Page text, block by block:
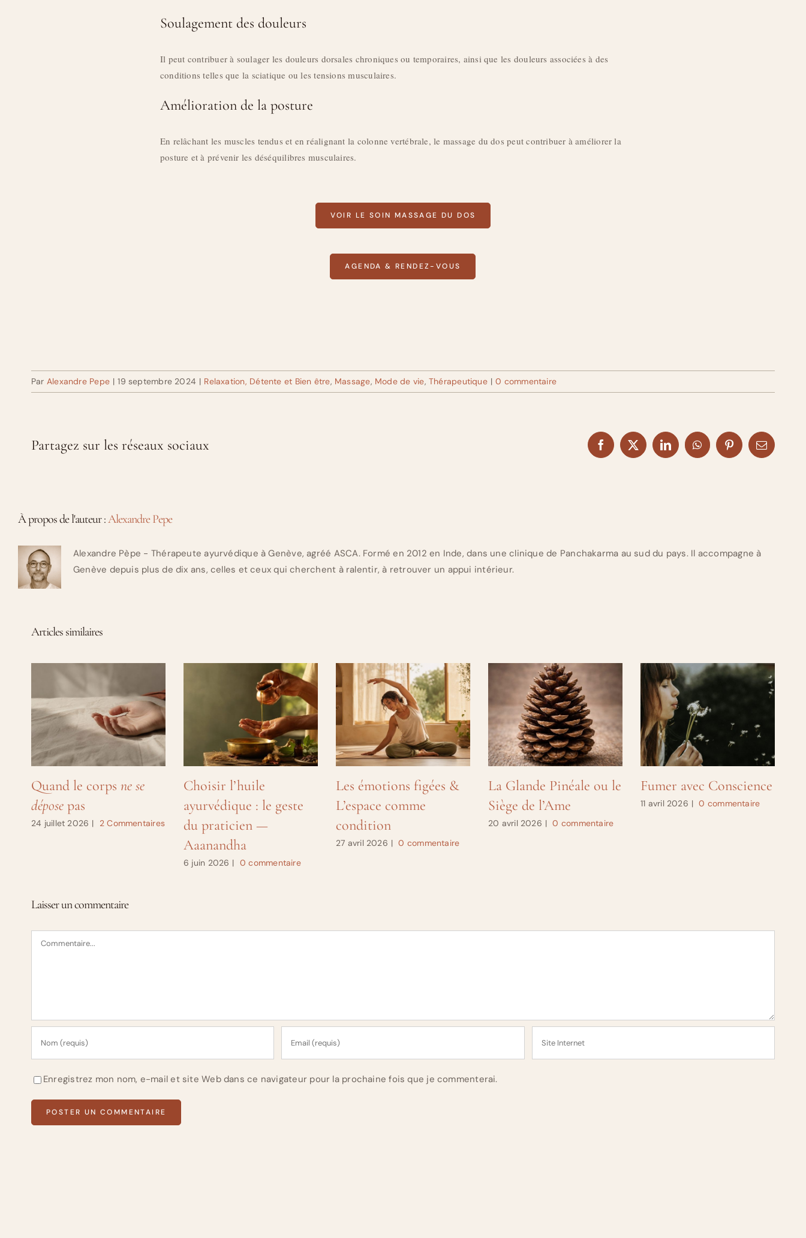
Soulagement des douleurs
Il peut contribuer à soulager les douleurs dorsales chroniques ou temporaires, ainsi que les douleurs associées à des
conditions telles que la sciatique ou les tensions musculaires.
Amélioration de la posture
En relâchant les muscles tendus et en réalignant la colonne vertébrale, le massage du dos peut contribuer à améliorer la
posture et à prévenir les déséquilibres musculaires.
VOIR LE SOIN MASSAGE DU DOS
AGENDA & RENDEZ-VOUS
Par Alexandre Pepe | 19 septembre 2024 | Relaxation, Détente et Bien être, Massage, Mode de vie, Thérapeutique | 0 commentaire
Partagez sur les réseaux sociaux Facebook
X LinkedInWhatsAppPinterestEmail
À propos de l'auteur :Alexandre Pepe
Alexandre Pèpe - Thérapeute ayurvédique à Genève, agréé ASCA. Formé en 2012 en Inde, dans une clinique de Panchakarma au sud du pays. Il accompagne à
Genève depuis plus de dix ans, celles et ceux qui cherchent à ralentir, à retrouver un appui intérieur.
Articles similaires
Quand le corps ne se
dépose pas
24 juillet 2026 | 2 Commentaires
Choisir l’huile
ayurvédique : le geste
du praticien —
Aaanandha
6 juin 2026 | 0 commentaire
Les émotions figées &
L’espace comme
condition
27 avril 2026 | 0 commentaire
La Glande Pinéale ou le
Siège de l’Ame
20 avril 2026 | 0 commentaire
Fumer avec Conscience
11 avril 2026 | 0 commentaire
Laisser un commentaire
Commentaire
Enregistrez mon nom, e-mail et site Web dans ce navigateur pour la prochaine fois que je commenterai.